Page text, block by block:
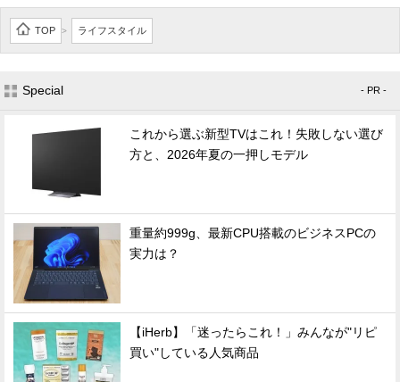
TOP > ライフスタイル
Special - PR -
これから選ぶ新型TVはこれ！失敗しない選び
方と、2026年夏の一押しモデル
重量約999g、最新CPU搭載のビジネスPCの
実力は？
【iHerb】「迷ったらこれ！」みんなが"リピ
買い"している人気商品